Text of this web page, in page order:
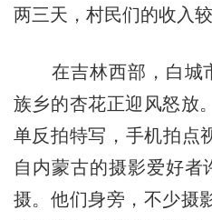
两三天，村民们的收入
在吉林西部，白城
族乡的杏花正迎风怒放
单反拍特写，手机拍
自内蒙古的摄影爱好者
摄。他们身旁，不少摄